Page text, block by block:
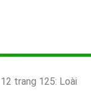
trang 125: Loài